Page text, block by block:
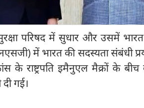
सुरक्षा परिषद में सुधार और उसमें
में भारत की सदस्यता संबंधी
के राष्ट्रपति इमैनुएल मैक्रों के
गई।